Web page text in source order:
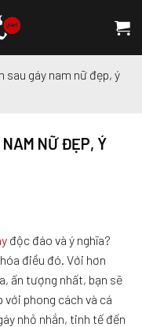
sau gáy nam nữ đẹp, ý
NAM NỮ ĐẸP, Ý
độc đáo và ý nghĩa?
điều đó. Với hơn
ấn tượng nhất, bạn sẽ
với phong cách và cá
nhỏ nhắn, tinh tế đến